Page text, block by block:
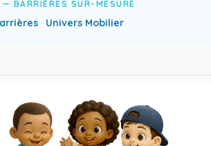
BARRIÈRES SUR-MESURE
· Univers Mobilier